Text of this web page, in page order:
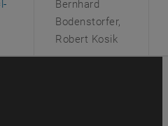
externe URL in einem neuen
Bernhard
Bodenstorfer,
Robert Kosik